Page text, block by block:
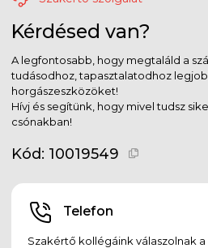
Kérdésed van?
A legfontosabb, hogy megtaláld a
tudásodhoz, tapasztalatodhoz
horgászeszközöket!
Hívj és segítünk, hogy mivel tudsz
csónakban!
Kód: 10019549
Telefon
Szakértő kollégáink válaszolnak